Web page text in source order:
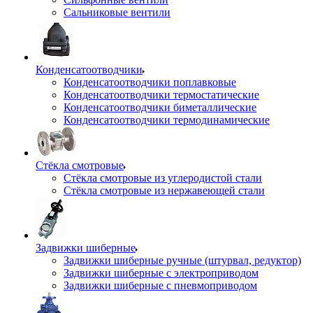
Сальниковые вентили
Конденсатоотводчики
Конденсатоотводчики поплавковые
Конденсатоотводчики термостатические
Конденсатоотводчики биметаллические
Конденсатоотводчики термодинамические
Стёкла смотровые
Стёкла смотровые из углеродистой стали
Стёкла смотровые из нержавеющей стали
Задвижки шиберные
Задвижки шиберные ручные (штурвал, редуктор)
Задвижки шиберные с электроприводом
Задвижки шиберные с пневмоприводом